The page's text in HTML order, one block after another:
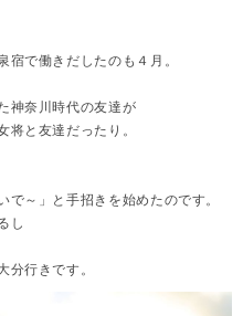
で働きだしたのも４月。
神奈川時代の友達が
将と友達だったり。
～」と手招きを始めたのです。
し
分行きです。